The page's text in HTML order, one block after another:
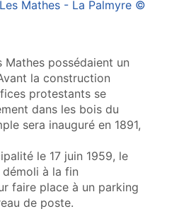
Mathes possédaient un
la construction
protestants se
dans les bois du
sera inauguré en 1891,
le 17 juin 1959, le
à la fin
faire place à un parking
de poste.